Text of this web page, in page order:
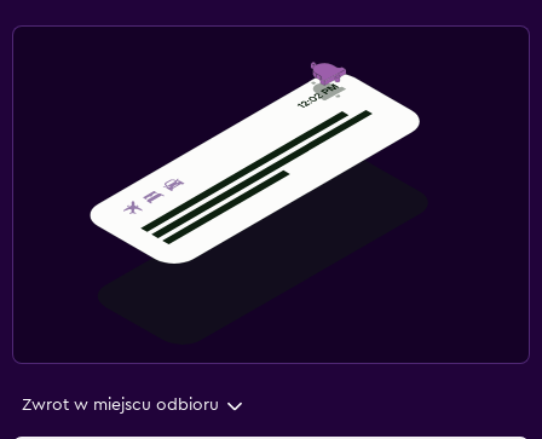
Zwrot w miejscu odbioru